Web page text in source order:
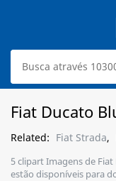
Fiat Ducato
Related: Fiat Strada,
5 clipart Imagens de
estão disponíveis para